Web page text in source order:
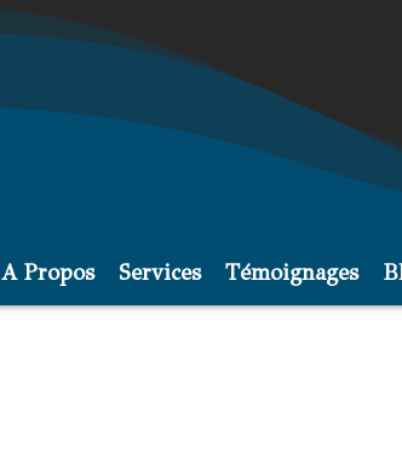
A Propos Services Témoignages